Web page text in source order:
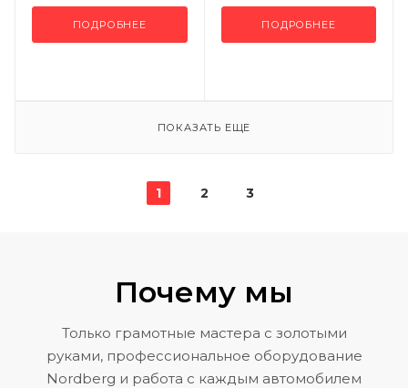
ПОДРОБНЕЕ ПОДРОБНЕЕ
ПОКАЗАТЬ ЕЩЕ
1 2 3
Почему мы
Только грамотные мастера с золотыми
руками, профессиональное оборудование
Nordberg и работа с каждым автомобилем